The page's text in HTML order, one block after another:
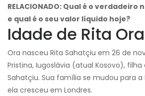
RELACIONADO: Qual é o verdadeiro
e qual é o seu valor líquido hoje?
Idade de Rita Ora
Ora nasceu Rita Sahatçiu em 26 de
Pristina, Iugoslávia (atual Kosovo), filha
Sahatçiu. Sua família se mudou para a
ela cresceu em Londres.